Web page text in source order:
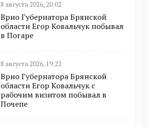
8 августа 2026, 20:02
Врио Губернатора Брянской
области Егор Ковальчук побывал
в Погаре
8 августа 2026, 19:22
Врио Губернатора Брянской
области Егор Ковальчук с
рабочим визитом побывал в
Почепе